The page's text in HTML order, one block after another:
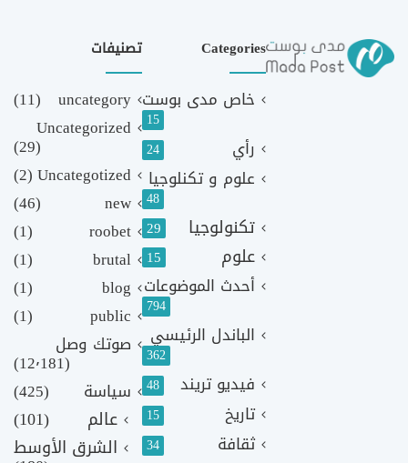
Categories
خاص مدى بوست
15
رأي 24
علوم و تكنلوجيا
48
تكنولوجيا 29
علوم 15
أحدث الموضوعات
794
الباندل الرئيسي
362
فيديو تريند 48
تاريخ 15
ثقافة 34
تصنيفات
uncategory
(11)
Uncategorized
(29)
Uncategotized
(2)
new
(46)
roobet
(1)
brutal
(1)
blog
(1)
public
(1)
صوتك وصل
(12٬181)
سياسة
(425)
عالم
(101)
الشرق الأوسط